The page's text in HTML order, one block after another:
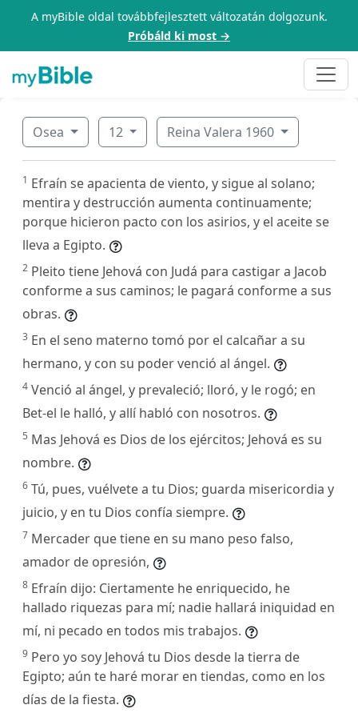
A myBible oldal továbbfejlesztett változatán dolgozunk.
Próbáld ki most →
Osea 12 Reina Valera 1960
1 Efraín se apacienta de viento, y sigue al solano;
mentira y destrucción aumenta continuamente;
porque hicieron pacto con los asirios, y el aceite se
lleva a Egipto.
2 Pleito tiene Jehová con Judá para castigar a Jacob
conforme a sus caminos; le pagará conforme a sus
obras.
3 En el seno materno tomó por el calcañar a su
hermano, y con su poder venció al ángel.
4 Venció al ángel, y prevaleció; lloró, y le rogó; en
Bet-el le halló, y allí habló con nosotros.
5 Mas Jehová es Dios de los ejércitos; Jehová es su
nombre.
6 Tú, pues, vuélvete a tu Dios; guarda misericordia y
juicio, y en tu Dios confía siempre.
7 Mercader que tiene en su mano peso falso,
amador de opresión,
8 Efraín dijo: Ciertamente he enriquecido, he
hallado riquezas para mí; nadie hallará iniquidad en
mí, ni pecado en todos mis trabajos.
9 Pero yo soy Jehová tu Dios desde la tierra de
Egipto; aún te haré morar en tiendas, como en los
días de la fiesta.